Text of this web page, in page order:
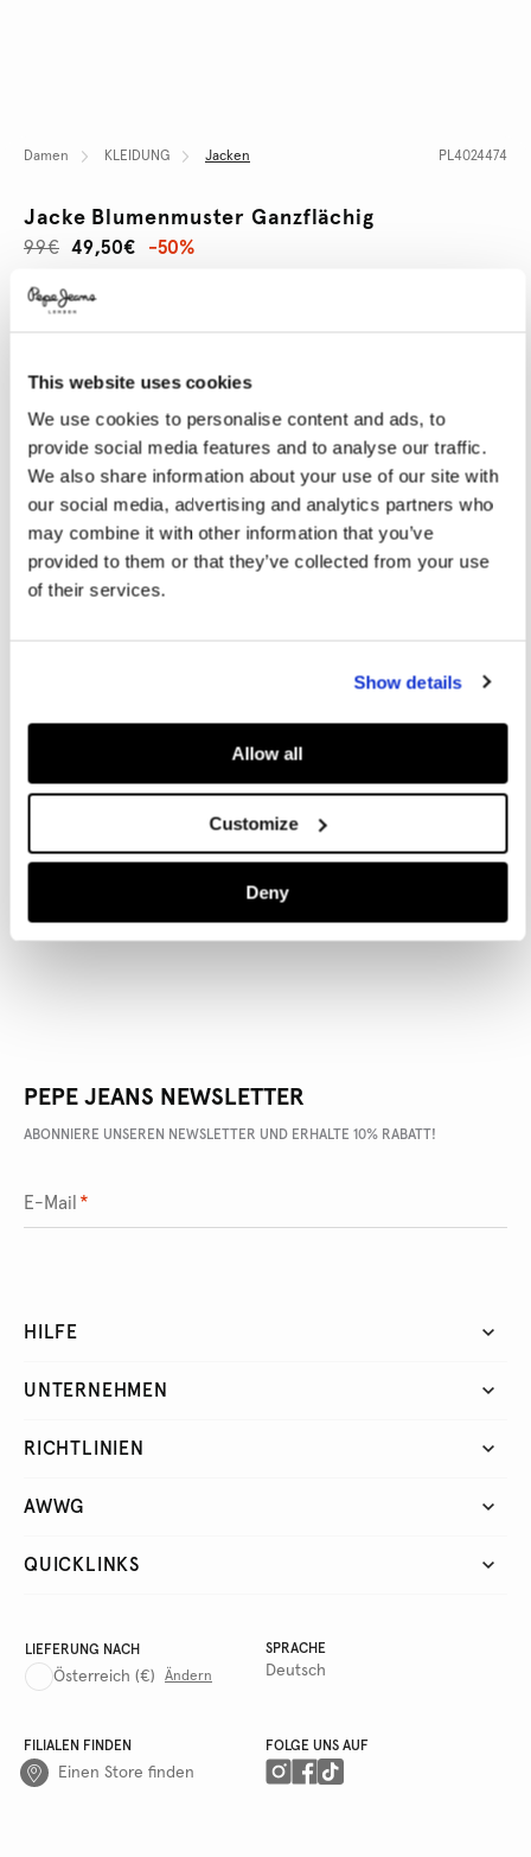
This website uses cookies
We use cookies to personalise content and ads, to
provide social media features and to analyse our traffic.
We also share information about your use of our site with
our social media, advertising and analytics partners who
may combine it with other information that you’ve
provided to them or that they’ve collected from your use
of their services.
Show details
Allow all
Customize
Deny
Damen KLEIDUNG Jacken PL4024474
Jacke Blumenmuster Ganzflächig
49,50€
99€ -50%
Promotions
FARBEN:
GRÖßE AUSWÄHLEN:
XS S M L XL
Größe des Models: 1.78 m
Größentabelle
Werktagen
im Store
Kostenlose ruckgabe
PEPE JEANS NEWSLETTER
ABONNIERE UNSEREN NEWSLETTER UND ERHALTE 10% RABATT!
E-Mail *
HILFE
UNTERNEHMEN
RICHTLINIEN
AWWG
QUICKLINKS
LIEFERUNG NACH
Österreich (€) Ändern
SPRACHE
Deutsch
FILIALEN FINDEN
Einen Store finden
FOLGE UNS AUF